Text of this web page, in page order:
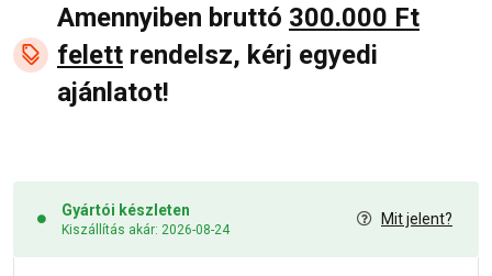
Amennyiben bruttó 300.000 Ft
felett rendelsz, kérj egyedi
ajánlatot!
Gyártói készleten
Kiszállítás akár: 2026-08-24
Mit jelent?